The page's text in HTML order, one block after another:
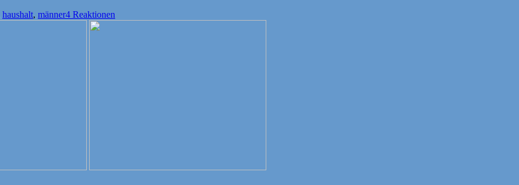
haushalt, männer4 Reaktionen